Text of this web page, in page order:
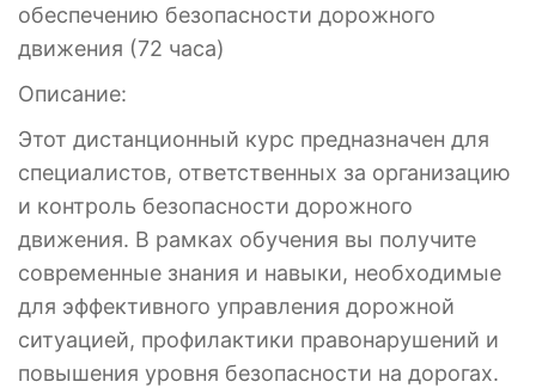
обеспечению безопасности дорожного
движения (72 часа)
Описание:
Этот дистанционный курс предназначен для
специалистов, ответственных за организацию
и контроль безопасности дорожного
движения. В рамках обучения вы получите
современные знания и навыки, необходимые
для эффективного управления дорожной
ситуацией, профилактики правонарушений и
повышения уровня безопасности на дорогах.